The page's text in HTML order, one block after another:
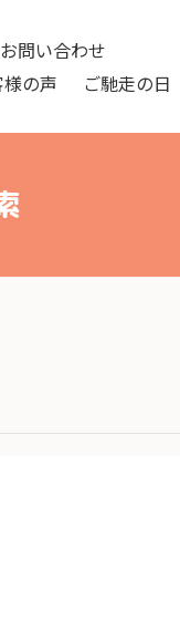
の声 ご馳走の日
お問い合わせ